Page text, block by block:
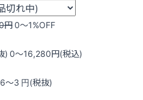
円0〜1%OFF
)0〜16,280円(税込)
〜3 円(税抜)